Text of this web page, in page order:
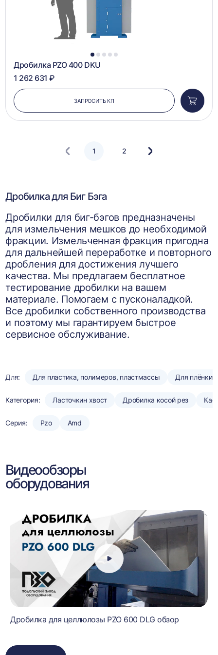
1 2 3 4 5
Дробилка PZO 400 DKU
1 262 631 ₽
ЗАПРОСИТЬ КП
в
1 2
Следующая
Дробилка для Биг Бэга
Дробилки для биг-бэгов предназначены
для измельчения мешков до необходимой
фракции. Измельченная фракция пригодна
для дальнейшей переработке и повторного
дробления для достижения лучшего
качества. Мы предлагаем бесплатное
тестирование дробилки на вашем
материале. Помогаем с пусконаладкой.
Все дробилки собственного производства
и поэтому мы гарантируем быстрое
сервисное обслуживание.
Для: Для пластика, полимеров, пластмассы Для плёнки
Категория: Ласточкин хвост Дробилка косой рез
Серия: Pzo Amd
Видеообзоры
оборудования
Дробилка для целлюлозы PZO 600 DLG обзор